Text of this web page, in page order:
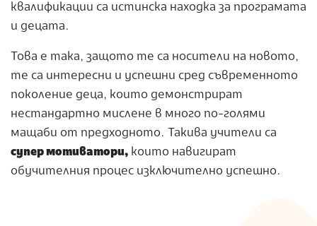
квалификации са истинска находка за програмата
и децата.
Това е така, защото те са носители на новото,
те са интересни и успешни сред съвременното
поколение деца, които демонстрират
нестандартно мислене в много по-голями
мащаби от предходното. Такива учители са
супер мотиватори, които навигират
обучителния процес изключително успешно.